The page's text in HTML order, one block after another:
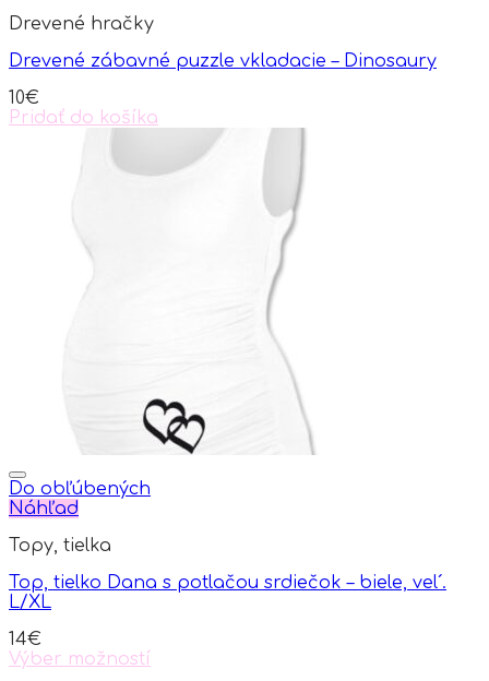
The
may
chosen
on
Drevené hračky
Drevené zábavné puzzle vkladacie – Dinosaury
10€
Pridať do košíka
Do obľúbených
Náhľad
Topy, tielka
Top, tielko Dana s potlačou srdiečok – biele, vel´.
L/XL
14€
Výber možností